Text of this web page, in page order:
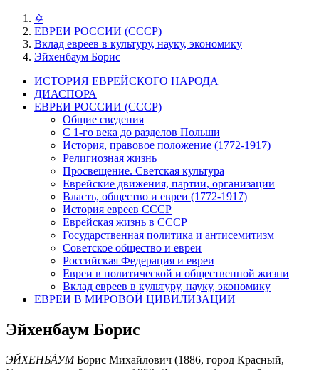
✡
ЕВРЕИ РОССИИ (СССР)
Вклад евреев в культуру, науку, экономику
Эйхенбаум Борис
ИСТОРИЯ ЕВРЕЙСКОГО НАРОДА
ДИАСПОРА
ЕВРЕИ РОССИИ (СССР)
Общие сведения
С 1-го века до разделов Польши
История, правовое положение (1772-1917)
Религиозная жизнь
Просвещение. Светская культура
Еврейские движения, партии, организации
Власть, общество и евреи (1772-1917)
История евреев СССР
Еврейская жизнь в СССР
Государственная политика и антисемитизм
Советское общество и евреи
Российская Федерация и евреи
Евреи в политической и общественной жизни
Вклад евреев в культуру, науку, экономику
ЕВРЕИ В МИРОВОЙ ЦИВИЛИЗАЦИИ
Эйхенбаум Борис
ЭЙХЕНБА́УМБорис Михайлович (1886, город Красный,